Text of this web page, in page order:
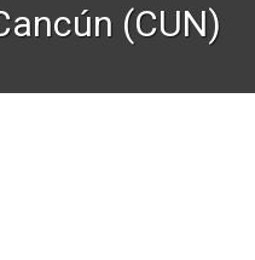
(CUN)